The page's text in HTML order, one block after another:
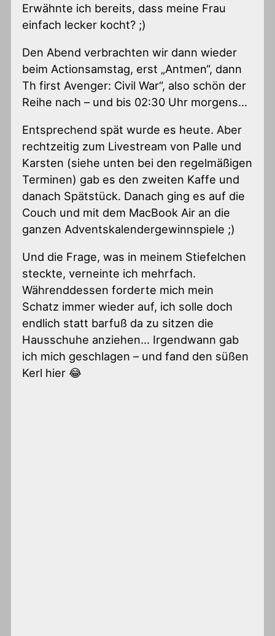
Erwähnte ich bereits, dass meine Frau
einfach lecker kocht? ;)
Den Abend verbrachten wir dann wieder
beim Actionsamstag, erst „Antmen“, dann
Th first Avenger: Civil War“, also schön der
Reihe nach – und bis 02:30 Uhr morgens…
Entsprechend spät wurde es heute. Aber
rechtzeitig zum Livestream von Palle und
Karsten (siehe unten bei den regelmäßigen
Terminen) gab es den zweiten Kaffe und
danach Spätstück. Danach ging es auf die
Couch und mit dem MacBook Air an die
ganzen Adventskalendergewinnspiele ;)
Und die Frage, was in meinem Stiefelchen
steckte, verneinte ich mehrfach.
Währenddessen forderte mich mein
Schatz immer wieder auf, ich solle doch
endlich statt barfuß da zu sitzen die
Hausschuhe anziehen… Irgendwann gab
ich mich geschlagen – und fand den süßen
Kerl hier 😂